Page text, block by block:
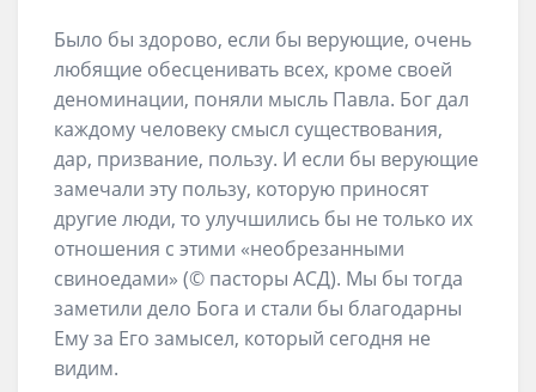
Было бы здорово, если бы верующие, очень
любящие обесценивать всех, кроме своей
деноминации, поняли мысль Павла. Бог дал
каждому человеку смысл существования,
дар, призвание, пользу. И если бы верующие
замечали эту пользу, которую приносят
другие люди, то улучшились бы не только их
отношения с этими «необрезанными
свиноедами» (© пасторы АСД). Мы бы тогда
заметили дело Бога и стали бы благодарны
Ему за Его замысел, который сегодня не
видим.